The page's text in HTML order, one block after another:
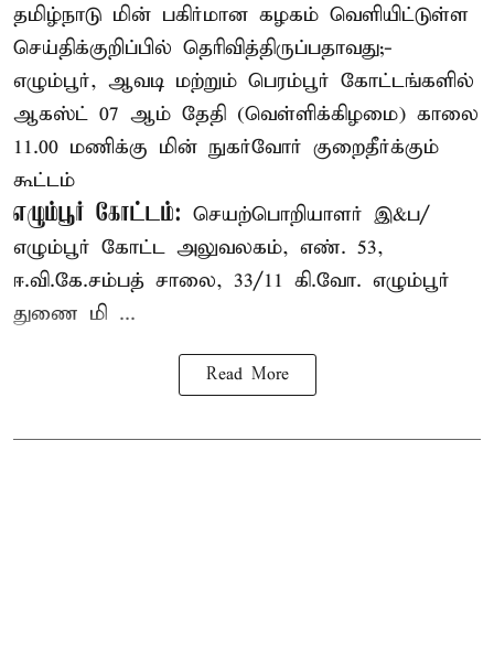
தமிழ்நாடு மின் பகிர்மான கழகம் வெளியிட்டுள்ள
செய்திக்குறிப்பில் தெரிவித்திருப்பதாவது;-
எழும்பூர், ஆவடி மற்றும் பெரம்பூர் கோட்டங்களில்
ஆகஸ்ட் 07 ஆம் தேதி (வெள்ளிக்கிழமை) காலை
11.00 மணிக்கு மின் நுகர்வோர் குறைதீர்க்கும்
கூட்டம்
எழும்பூர் கோட்டம்: செயற்பொறியாளர் இ&ப/
எழும்பூர் கோட்ட அலுவலகம், எண். 53,
ஈ.வி.கே.சம்பத் சாலை, 33/11 கி.வோ. எழும்பூர்
துணை மி ...
Read More